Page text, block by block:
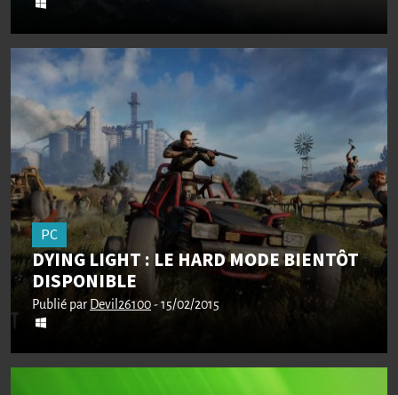
PC
DYING LIGHT : LE HARD MODE BIENTÔT
DISPONIBLE
Publié par Devil26100- 15/02/2015